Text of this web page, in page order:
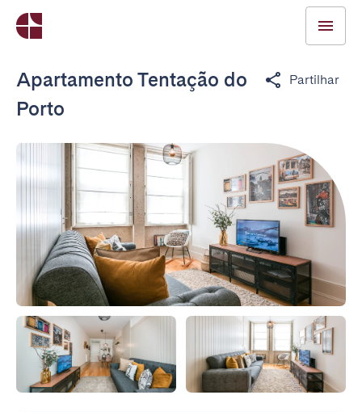
Apartamento Tentação do
Porto
Partilhar